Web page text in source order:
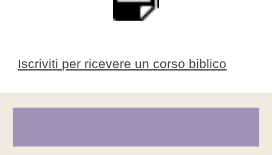
Iscriviti per ricevere un corso biblico